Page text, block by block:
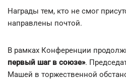
Награды тем, кто не смог
направлены почтой.
В рамках Конференции
первый шаг в союзе».
Машей в торжественной